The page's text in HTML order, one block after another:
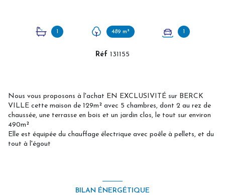
1 489 m² 1
Réf 131155
Nous vous proposons à l'achat EN EXCLUSIVITÉ sur BERCK
VILLE cette maison de 129m² avec 5 chambres, dont 2 au rez de
chaussée, une terrasse en bois et un jardin clos, le tout sur environ
490m²
Elle est équipée du chauffage électrique avec poêle à pellets, et du
tout à l'égout
BILAN ÉNERGÉTIQUE